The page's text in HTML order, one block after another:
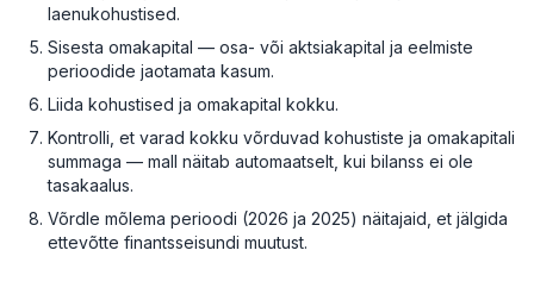
laenukohustised.
Sisesta omakapital — osa- või aktsiakapital ja eelmiste
perioodide jaotamata kasum.
Liida kohustised ja omakapital kokku.
Kontrolli, et varad kokku võrduvad kohustiste ja omakapitali
summaga — mall näitab automaatselt, kui bilanss ei ole
tasakaalus.
Võrdle mõlema perioodi (2026 ja 2025) näitajaid, et jälgida
ettevõtte finantsseisundi muutust.